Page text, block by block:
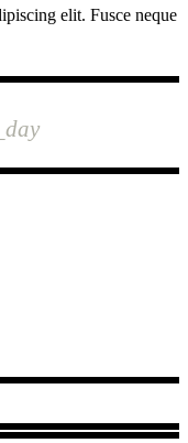
elit. Fusce neque